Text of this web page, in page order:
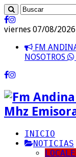
viernes 07/08/2026
FM
NOSOTROS
Mhz
INICIO
NOTICIAS